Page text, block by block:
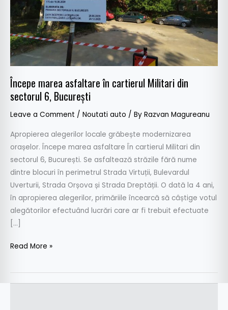
Începe marea asfaltare în cartierul Militari din
sectorul 6, București
Leave a Comment / Noutati auto / By Razvan Magureanu
Apropierea alegerilor locale grăbește modernizarea
orașelor. Începe marea asfaltare În cartierul Militari din
sectorul 6, București. Se asfaltează străzile fără nume
dintre blocuri în perimetrul Strada Virtuții, Bulevardul
Uverturii, Strada Orșova și Strada Dreptății. O dată la 4 ani,
în apropierea alegerilor, primăriile încearcă să câștige votul
alegătorilor efectuând lucrări care ar fi trebuit efectuate
[…]
sectorul
6,
București
Read More »